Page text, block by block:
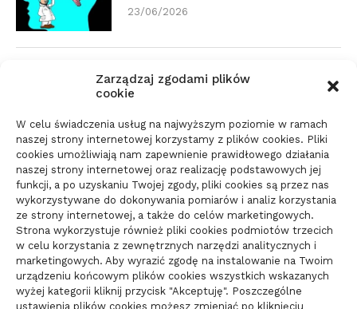
Zarządzaj zgodami plików
cookie
W celu świadczenia usług na najwyższym poziomie w ramach
naszej strony internetowej korzystamy z plików cookies. Pliki
cookies umożliwiają nam zapewnienie prawidłowego działania
naszej strony internetowej oraz realizację podstawowych jej
funkcji, a po uzyskaniu Twojej zgody, pliki cookies są przez nas
wykorzystywane do dokonywania pomiarów i analiz korzystania
ze strony internetowej, a także do celów marketingowych.
Strona wykorzystuje również pliki cookies podmiotów trzecich
w celu korzystania z zewnętrznych narzędzi analitycznych i
marketingowych. Aby wyrazić zgodę na instalowanie na Twoim
urządzeniu końcowym plików cookies wszystkich wskazanych
wyżej kategorii kliknij przycisk "Akceptuję". Poszczególne
ustawienia plików cookies możesz zmieniać po kliknięciu
23/06/2026
Zmiana biura rachunkowego:
dokumenty i terminy
Parkiet do domu do spokojnego
wnętrza: jak wybrać materiał
świadomie
10/06/2026